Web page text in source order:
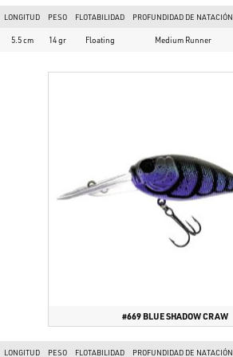
LONGITUD PESO FLOTABILIDAD PROFUNDIDAD DE NATACIÓN
5.5 cm 14 gr Floating Medium Runner
#669 BLUE SHADOW CRAW
LONGITUD PESO FLOTABILIDAD PROFUNDIDAD DE NATACIÓN